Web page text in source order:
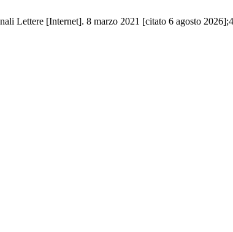
Lettere [Internet]. 8 marzo 2021 [citato 6 agosto